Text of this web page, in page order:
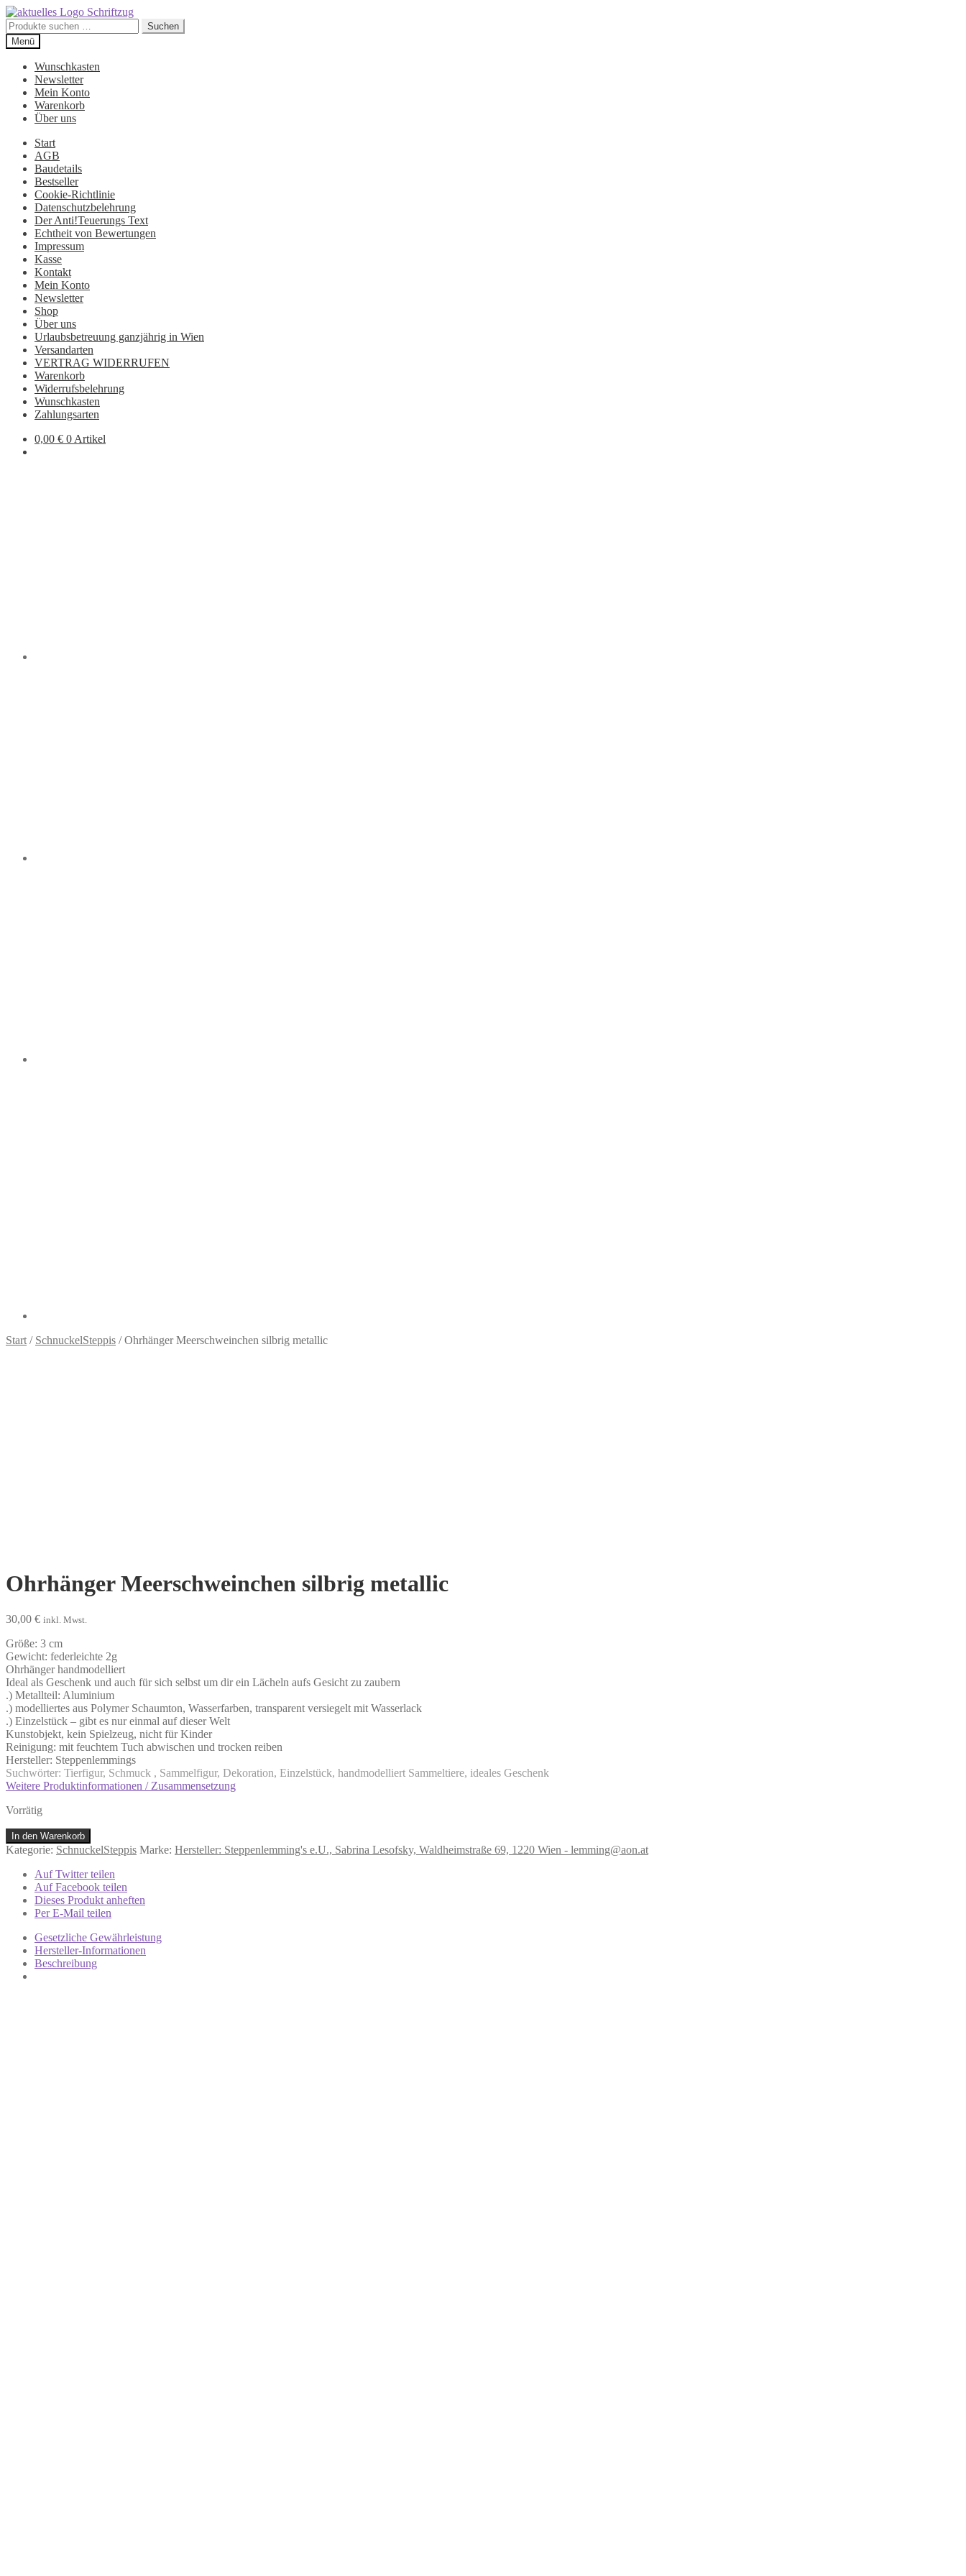
Suchen
nach:
Suchen
Zur
Navigation
springen
Zum
Inhalt
springen
Menü
Wunschkasten
Newsletter
Mein Konto
Warenkorb
Über uns
Start
AGB
Baudetails
Bestseller
Cookie-Richtlinie
Datenschutzbelehrung
Der Anti!Teuerungs Text
Echtheit von Bewertungen
Impressum
Kasse
Kontakt
Mein Konto
Newsletter
Shop
Über uns
Urlaubsbetreuung ganzjährig in Wien
Versandarten
VERTRAG WIDERRUFEN
Warenkorb
Widerrufsbelehrung
Wunschkasten
Zahlungsarten
0,00 € 0 Artikel
Start / SchnuckelSteppis /Ohrhänger Meerschweinchen silbrig metallic
Ohrhänger Meerschweinchen silbrig metallic
30,00 € inkl. Mwst.
Größe: 3 cm
Gewicht: federleichte 2g
Ohrhänger handmodelliert
Ideal als Geschenk und auch für sich selbst um dir ein Lächeln aufs Gesicht zu zaubern
.) Metallteil: Aluminium
.) modelliertes aus Polymer Schaumton, Wasserfarben, transparent versiegelt mit Wasserlack
.) Einzelstück – gibt es nur einmal auf dieser Welt
Kunstobjekt, kein Spielzeug, nicht für Kinder
Reinigung: mit feuchtem Tuch abwischen und trocken reiben
Hersteller: Steppenlemmings
Suchwörter: Tierfigur, Schmuck , Sammelfigur, Dekoration, Einzelstück, handmodelliert Sammeltiere, ideales Geschenk
Weitere Produktinformationen / Zusammensetzung
Vorrätig
Ohrhänger
Meerschweinchen
silbrig
metallic
Menge
In den Warenkorb
Kategorie: SchnuckelSteppis Marke: Hersteller: Steppenlemming's e.U., Sabrina Lesofsky, Waldheimstraße 69, 1220 Wien - lemming@aon.at
Auf Twitter teilen
Auf Facebook teilen
Dieses Produkt anheften
Per E-Mail teilen
Gesetzliche Gewährleistung
Hersteller-Informationen
Beschreibung